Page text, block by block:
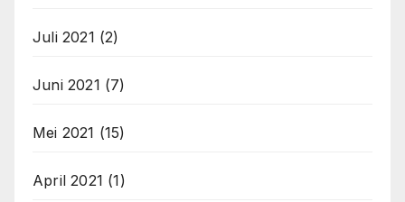
Juli 2021 (2)
Juni 2021 (7)
Mei 2021 (15)
April 2021 (1)